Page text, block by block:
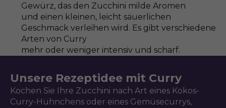
Gewürz, das den Zucchini milde Aromen
und einen kleinen, leicht säuerlichen
Geschmack verleihen wird. Es gibt verschiedene
Arten von Curry
mehr oder weniger intensiv und scharf.
Unsere Rezeptidee mit Curry
Kochen Sie Ihre Zucchini nach Art eines Kokos-
Curry-Hühnchens oder eines Gemüsecurrys,